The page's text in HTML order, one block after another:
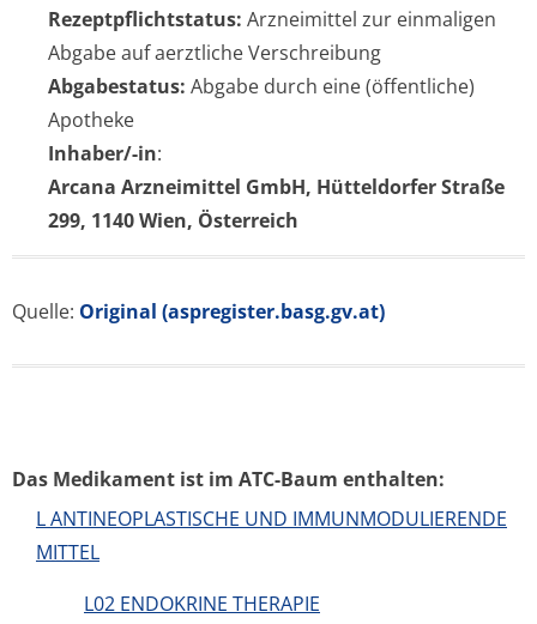
Rezeptpflichtstatus: Arzneimittel zur einmaligen
Abgabe auf aerztliche Verschreibung
Abgabestatus: Abgabe durch eine (öffentliche)
Apotheke
Inhaber/-in:
Arcana Arzneimittel GmbH, Hütteldorfer Straße
299, 1140 Wien, Österreich
Quelle: Original (aspregister.basg.gv.at)
Das Medikament ist im ATC-Baum enthalten:
L ANTINEOPLASTISCHE UND IMMUNMODULIERENDE
MITTEL
L02 ENDOKRINE THERAPIE